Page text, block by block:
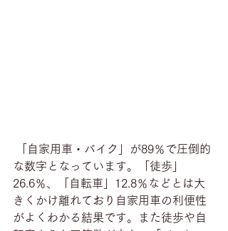
「自家用車・バイク」が89％で圧倒的
な数字となっています。「徒歩」
26.6％、「自転車」12.8％などとは大
きくかけ離れており自家用車の利便性
がよくわかる結果です。また徒歩や自